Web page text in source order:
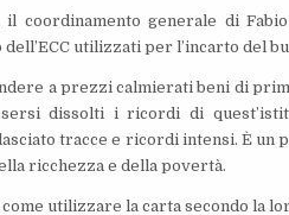
coordinamento generale di
utilizzati per l’incarto del
a prezzi calmierati beni di
dissolti i ricordi di
tracce e ricordi intensi. È un
ricchezza e della povertà.
utilizzare la carta secondo la